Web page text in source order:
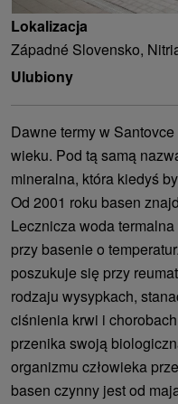
Lokalizacja
Západné Slovensko,
Ulubiony
Dawne termy w
wieku. Pod tą samą
mineralna, która kiedyś
Od 2001 roku basen
Lecznicza woda
przy basenie o
poszukuje się przy
rodzaju wysypkach,
ciśnienia krwi i
przenika swoją
organizmu człowieka
basen czynny jest od